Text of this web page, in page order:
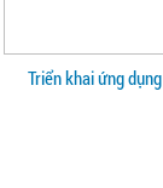
Triển khai ứng dụng